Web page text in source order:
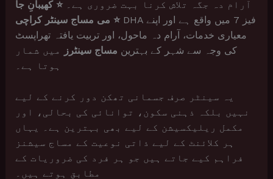
آرام دہ جگہ تلاش کرنا بہت ضروری ہے۔⭐ کھیبانِ جا
می مساج سینٹر کراچی ⭐DHA فیز 7 میں واقع ہے اور اپنے
معیاری خدمات، آرام دہ ماحول، اور تربیت یافتہ تھراپسٹ
کی وجہ سے شہر کے بہترین مساج سینٹرز
میں شمار
ہوتا ہے۔
یہ سینٹر صرف جسمانی تھکن دور کرنے کے لیے
نہیں بلکہ ذہنی سکون، توانائی کی بحالی، اور
مکمل ریلیکسیشن کے لیے بھی بہترین ہے۔ یہاں
ہر کلائنٹ کے لیے ذاتی نوعیت کے مساج سیشنز
فراہم کیے جاتے ہیں جو ہر فرد کی ضروریات کے
مطابق ہوتے ہیں۔